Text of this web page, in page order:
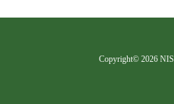
Copyright© 2026